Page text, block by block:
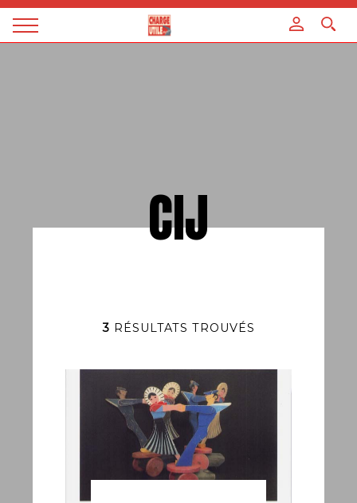
Magazine
CIJ
3 RÉSULTATS TROUVÉS
Panneau de gestion des cookies